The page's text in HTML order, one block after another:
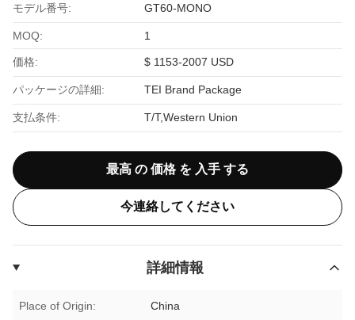
モデル番号: GT60-MONO
MOQ: 1
価格: $ 1153-2007 USD
パッケージの詳細: TEI Brand Package
支払条件: T/T,Western Union
最高 の 価格 を 入手 する
今連絡してください
詳細情報
Place of Origin: China